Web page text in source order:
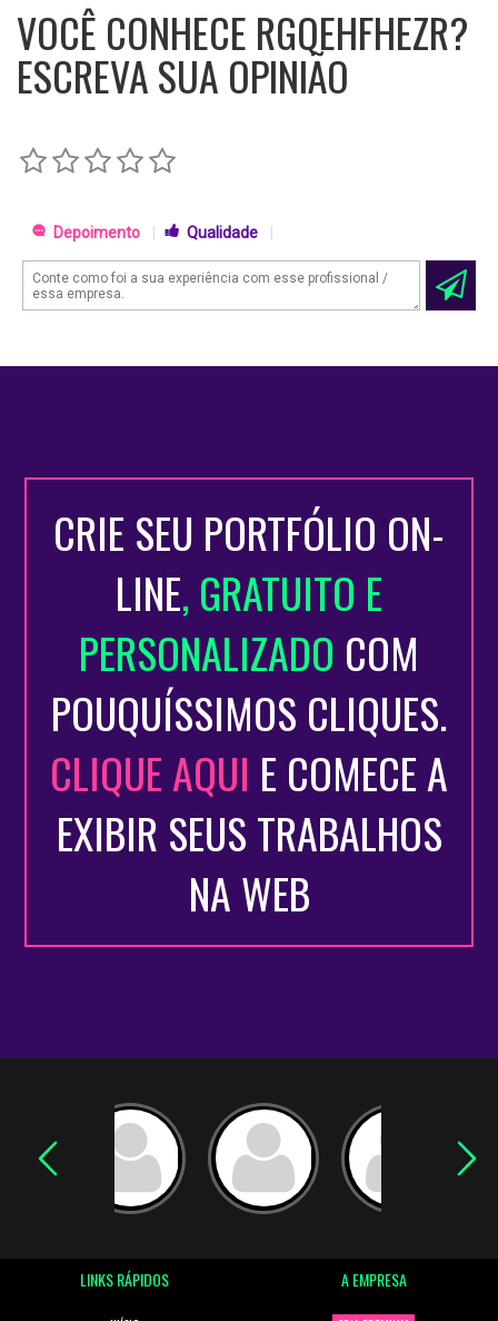
VOCÊ CONHECE RGQEHFHEZR?
ESCREVA SUA OPINIÃO
Depoimento Qualidade
CRIE SEU PORTFÓLIO ON-
LINE, GRATUITO E
PERSONALIZADO COM
POUQUÍSSIMOS CLIQUES.
CLIQUE AQUI E COMECE A
EXIBIR SEUS TRABALHOS
NA WEB
LINKS RÁPIDOS A EMPRESA